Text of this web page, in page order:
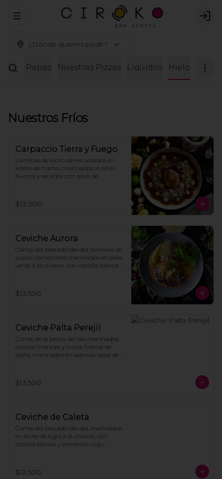
Abrir menu de navegación
¿Dónde quieres pedir?
Papas Nuestras Pizzas Líquidos Hielo
Nuestros Fríos
Carpaccio Tierra y Fuego
Láminas de lomo de res sellados en
aceite de humo, marinados al estilo
Aurora y servidos con alioli de
cebolla asada y tostadas para
compartir.
$13.000
Ceviche Aurora
Cortes del pescado del día, láminas de
pulpo, camarones marinados en salsa
verde a la chilena, con cebolla blanca y
casera.
$13.500
Ceviche Palta Perejil
Cortes de la pesca del día marinados,
cebolla morada y cubos frescos de
palta, marinados en sabrosa salsa de
acompañado de lechuga y crocante
de zapallo.
$13.500
Ceviche de Caleta
Cortes del pescado del día, marinados
en leche de tigre a la chilena, con
cebolla blanca y pimentón rojo,
$12.500